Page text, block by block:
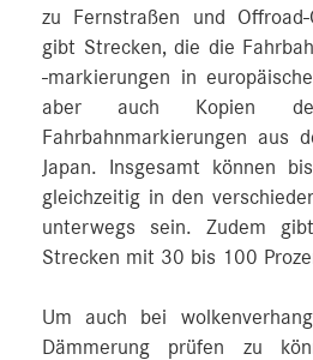
zu Fernstraßen und Offroad-
gibt Strecken, die die
-markierungen in
aber auch Kopien
Fahrbahnmarkierungen aus
Japan. Insgesamt können
gleichzeitig in den
unterwegs sein. Zudem
Strecken mit 30 bis 100
Um auch bei
Dämmerung prüfen zu